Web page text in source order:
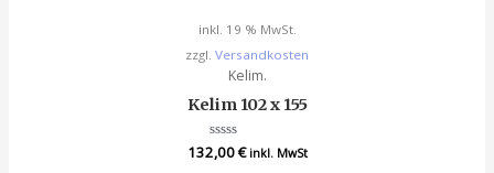
inkl. 19 % MwSt.
zzgl. Versandkosten
Kelim.
Kelim 102 x 155
Bewertet
mit
132,00€ inkl. MwSt